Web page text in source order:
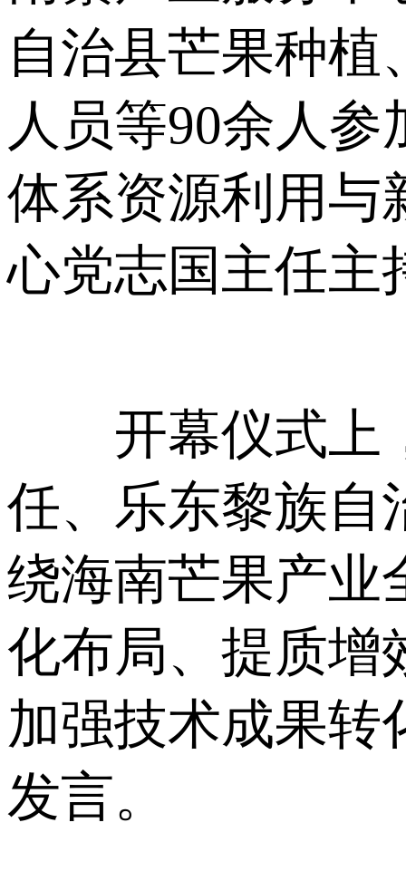
自治县芒果种
人员等90余人
体系资源利用与
心党志国主任主
开幕仪式上，
任、乐东黎族自
绕海南芒果产业
化布局、提质增
加强技术成果转
发言。